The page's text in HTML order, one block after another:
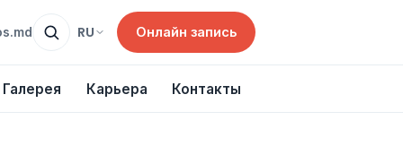
RU Онлайн запись
Галерея Карьера Контакты